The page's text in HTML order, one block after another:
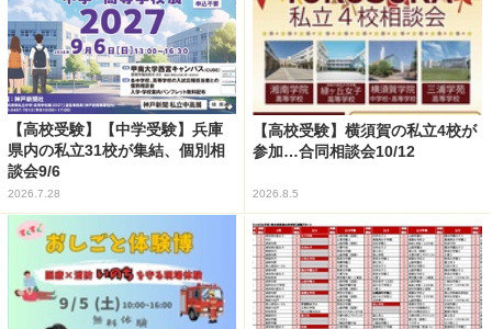
【高校受験】【中学受験】兵庫
県内の私立31校が集結、個別相
談会9/6
2026.7.28
【高校受験】横須賀の私立4校が
参加…合同相談会10/12
2026.8.5